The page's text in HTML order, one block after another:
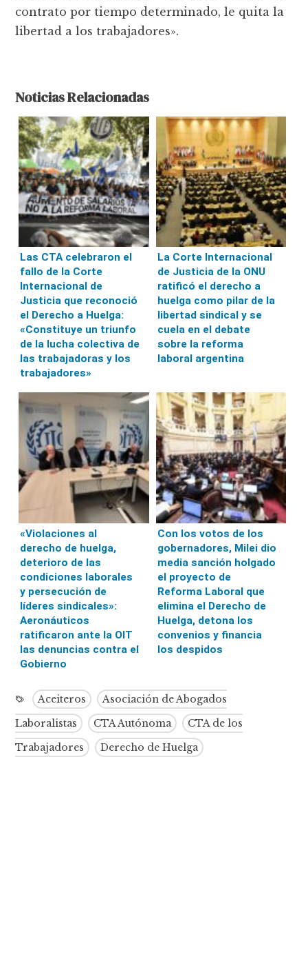
contrato por tiempo determinado, le quita la
libertad a los trabajadores».
Noticias Relacionadas
Las CTA celebraron el
fallo de la Corte
Internacional de
Justicia que reconoció
el Derecho a Huelga:
«Constituye un triunfo
de la lucha colectiva de
las trabajadoras y los
trabajadores»
La Corte Internacional
de Justicia de la ONU
ratificó el derecho a
huelga como pilar de la
libertad sindical y se
cuela en el debate
sobre la reforma
laboral argentina
«Violaciones al
derecho de huelga,
deterioro de las
condiciones laborales
y persecución de
líderes sindicales»:
Aeronáuticos
ratificaron ante la OIT
las denuncias contra el
Gobierno
Con los votos de los
gobernadores, Milei dio
media sanción holgado
el proyecto de
Reforma Laboral que
elimina el Derecho de
Huelga, detona los
convenios y financia
los despidos
Aceiteros
Asociación de Abogados
Laboralistas
CTA Autónoma
CTA de los
Trabajadores
Derecho de Huelga